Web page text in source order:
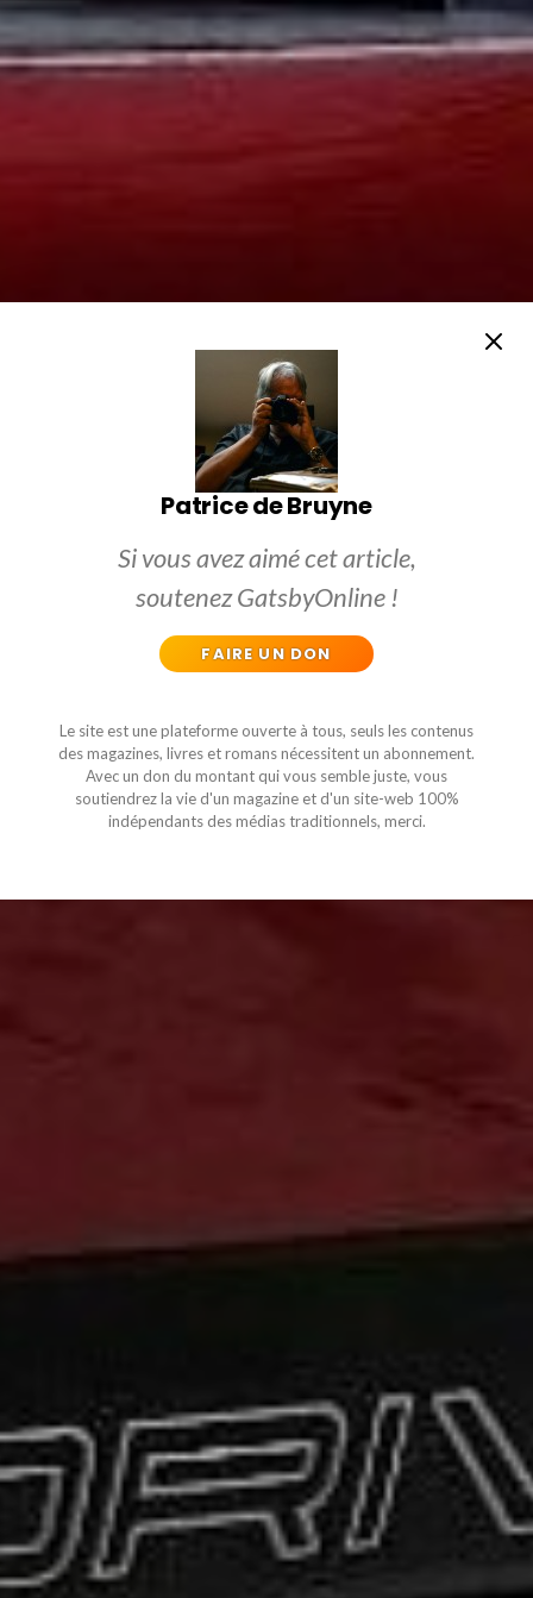
Patrice de Bruyne
Si vous avez aimé cet article,
soutenez GatsbyOnline !
FAIRE UN DON
Le site est une plateforme ouverte à tous, seuls les contenus
des magazines, livres et romans nécessitent un abonnement.
Avec un don du montant qui vous semble juste, vous
soutiendrez la vie d'un magazine et d'un site-web 100%
indépendants des médias traditionnels, merci.